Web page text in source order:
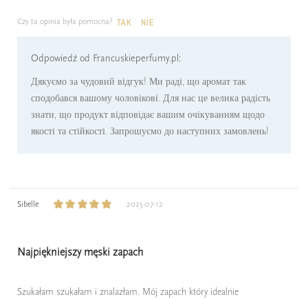
Czy ta opinia była pomocna? TAK NIE
Odpowiedź od Francuskieperfumy.pl:
Дякуємо за чудовий відгук! Ми раді, що аромат так
сподобався вашому чоловікові. Для нас це велика радість
знати, що продукт відповідає вашим очікуванням щодо
якості та стійкості. Запрошуємо до наступних замовлень!
Sibelle 2025-07-12
Najpiękniejszy męski zapach
Szukałam szukałam i znalazłam. Mój zapach który idealnie